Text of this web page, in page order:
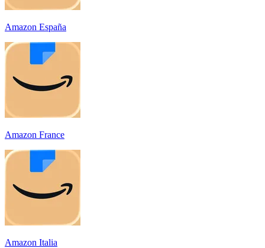
Amazon España
Amazon France
Amazon Italia